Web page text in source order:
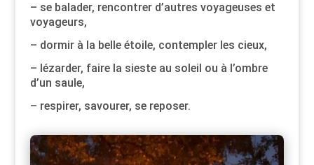
– se balader, rencontrer d’autres voyageuses et
voyageurs,
– dormir à la belle étoile, contempler les cieux,
– lézarder, faire la sieste au soleil ou à l’ombre
d’un saule,
– respirer, savourer, se reposer.